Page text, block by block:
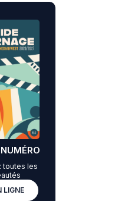
toutes les
LIGNE